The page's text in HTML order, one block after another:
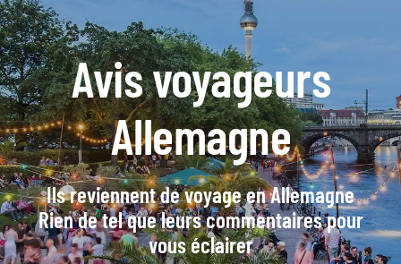
Avis voyageurs
Allemagne
Ils reviennent de voyage en Allemagne
Rien de tel que leurs commentaires pour
vous éclairer